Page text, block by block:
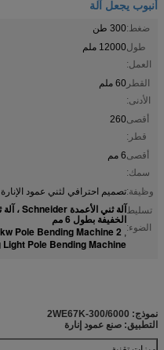
أنبوب يجعل آلة
ضغط:300 طن
طول
العمل:
12000 ملم
القطر
الأدنى:
60 ملم
أقصى
قطر:
260
أقصى
سمك:
6 مم
وظيفة:تصميم احترافي لثني عمود
تسليط
الضوء:
الخفيفة بطول 6 مم
,
2 x 22 kw Pole Bending Machine
Pole Bending Machine
نموذج: 2WE67K-300/6000
التطبيق: صنع عمود إنارة